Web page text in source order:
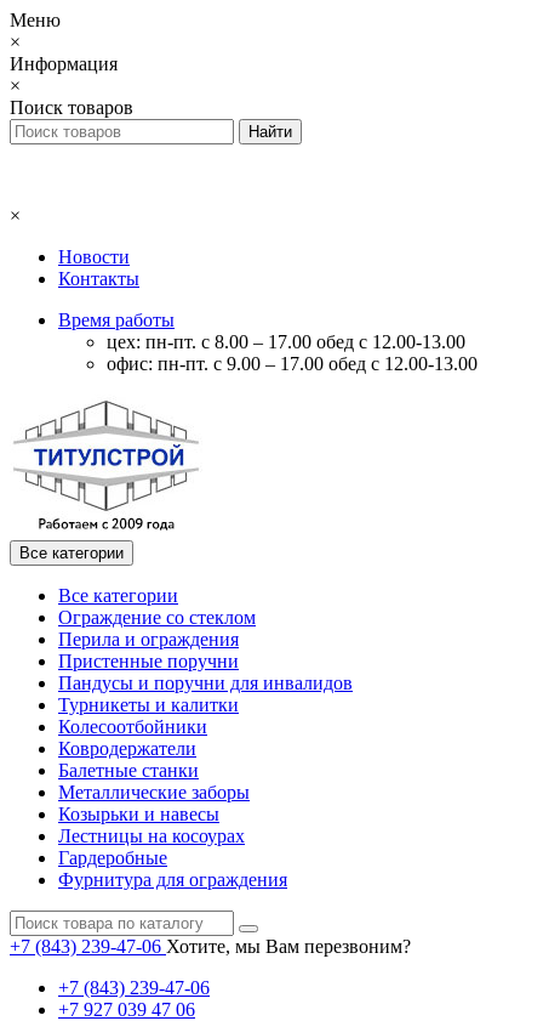
Меню
×
Информация
×
Поиск товаров
×
Новости
Контакты
Время работы
цех: пн-пт. с 8.00 – 17.00 обед с 12.00-13.00
офис: пн-пт. с 9.00 – 17.00 обед с 12.00-13.00
Все категории
Все категории
Ограждение со стеклом
Перила и ограждения
Пристенные поручни
Пандусы и поручни для инвалидов
Турникеты и калитки
Колесоотбойники
Ковродержатели
Балетные станки
Металлические заборы
Козырьки и навесы
Лестницы на косоурах
Гардеробные
Фурнитура для ограждения
+7 (843) 239-47-06 Хотите, мы Вам перезвоним?
+7 (843) 239-47-06
+7 927 039 47 06